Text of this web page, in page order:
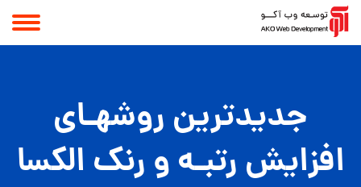
جدیدترین روشهـای
افزایش رتبـه و رنک الکسا